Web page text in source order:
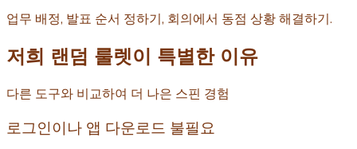
업무 배정, 발표 순서 정하기, 회의에서 동점 상황 해결하기.
저희 랜덤 룰렛이 특별한 이유
다른 도구와 비교하여 더 나은 스핀 경험
로그인이나 앱 다운로드 불필요